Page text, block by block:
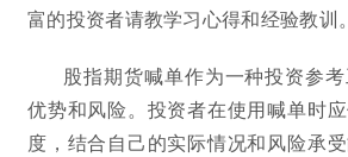
富的投资者请教学习心得和经验教训。
股指期货喊单作为一种投资参
优势和风险。投资者在使用喊单时
度，结合自己的实际情况和风险承